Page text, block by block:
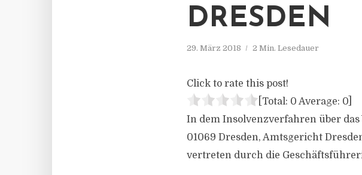
DRESDEN
29. März 2018 2 Min. Lesedauer
Click to rate this post!
[Total: 0 Average: 0
In dem Insolvenzverfahren über
01069 Dresden, Amtsgericht
vertreten durch die